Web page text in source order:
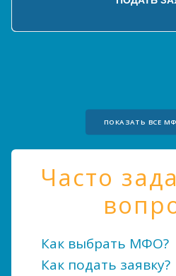
ПОКАЗАТЬ ВСЕ
Часто
Как выбрать МФО?
Как подать заявку?